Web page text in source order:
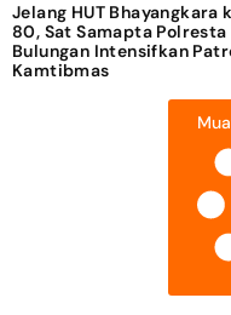
Jelang HUT Bhayangkara
80, Sat Samapta Polresta
Bulungan Intensifkan
Kamtibmas